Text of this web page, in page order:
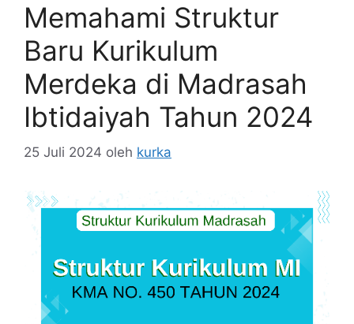
Memahami Struktur
Baru Kurikulum
Merdeka di Madrasah
Ibtidaiyah Tahun 2024
25 Juli 2024 oleh kurka